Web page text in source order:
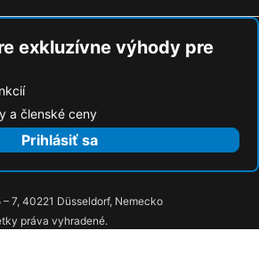
exkluzívne výhody pre
a členské ceny
Prihlásiť sa
– 7, 40221 Düsseldorf, Nemecko
práva vyhradené.